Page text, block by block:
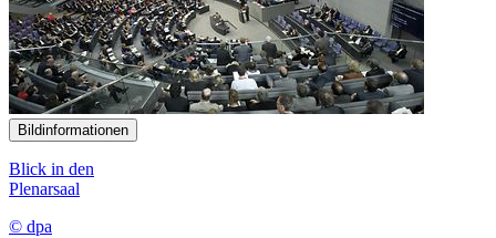
Bildinformationen
Blick in den
Plenarsaal
© dpa